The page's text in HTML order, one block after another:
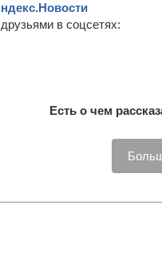
в соцсетях:
Есть о чем